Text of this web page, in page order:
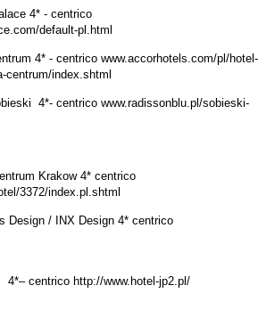
4* - centrico
default-pl.html
4* - centrico www.accorhotels.com/pl/hotel-
centrum/index.shtml
4*- centrico www.radissonblu.pl/sobieski-
Krakow 4* centrico
3372/index.pl.shtml
/ INX Design 4* centrico
centrico http://www.hotel-jp2.pl/